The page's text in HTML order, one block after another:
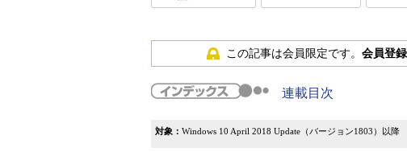
この記事は会員限定です。 会員登録
連載目次
対象： Windows 10 April 2018 Update（バージョン1803）以降